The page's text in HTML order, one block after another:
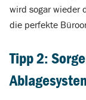
wird sogar wieder
die perfekte
Tipp 2: